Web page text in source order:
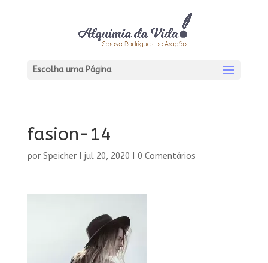
Escolha uma Página
fasion-14
por Speicher| jul 20, 2020 0 Comentários